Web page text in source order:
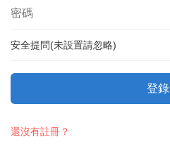
安全提問(未設置請忽略)
登錄
還沒有註冊？